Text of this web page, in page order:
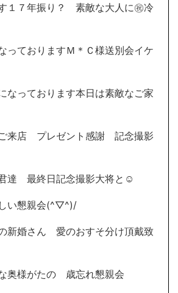
１７年振り？ 素敵な大人に㊗冷
っておりますＭ＊Ｃ様送別会イケ
なっております本日は素敵なご家
来店 プレゼント感謝 記念撮影
達 最終日記念撮影大将と☺
い懇親会(^▽^)/
新婚さん 愛のおすそ分け頂戴致
奥様がたの 歳忘れ懇親会